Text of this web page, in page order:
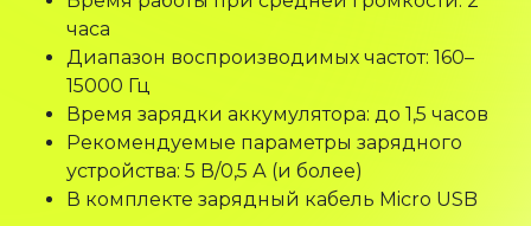
часа
Диапазон воспроизводимых частот: 160–
15000 Гц
Время зарядки аккумулятора: до 1,5 часов
Рекомендуемые параметры зарядного
устройства: 5 В/0,5 А (и более)
В комплекте зарядный кабель Micro USB